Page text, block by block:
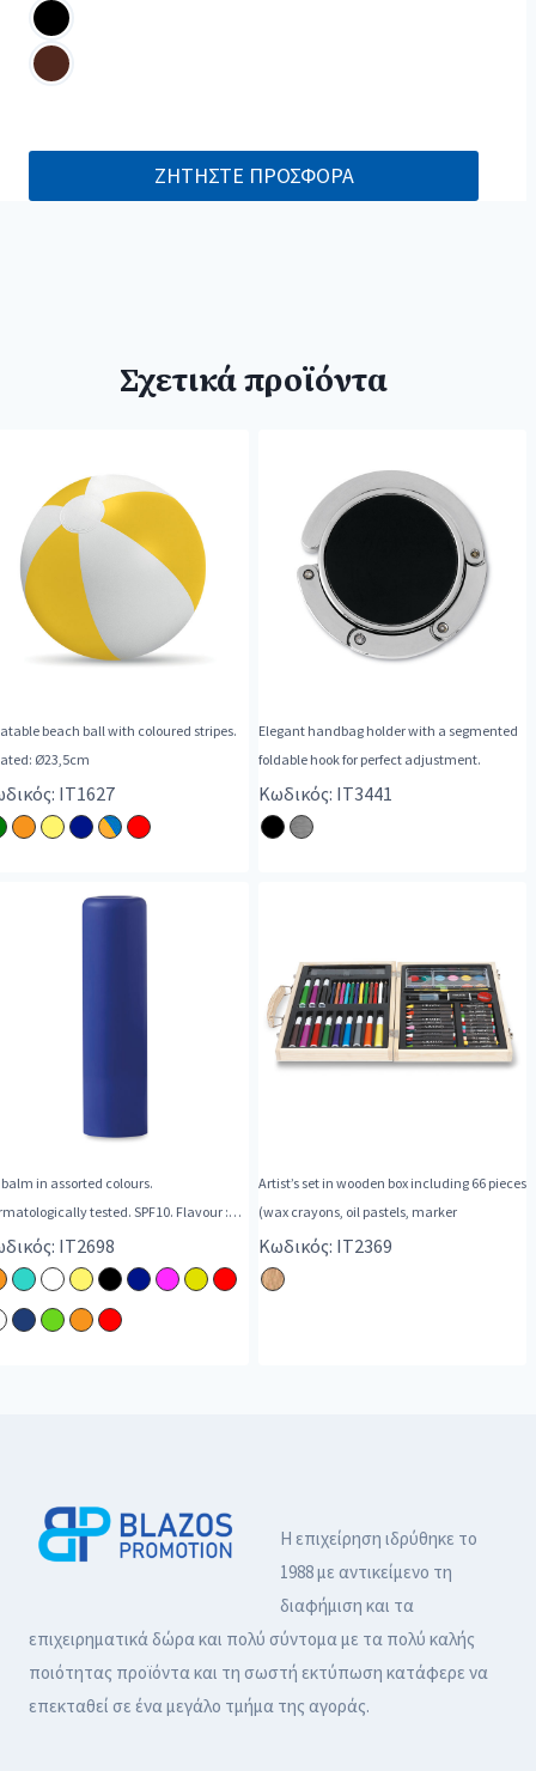
ΖΗΤΗΣΤΕ ΠΡΟΣΦΟΡΑ
Σχετικά προϊόντα
beach ball with coloured stripes.
Ø23,5cm
IT1627
Elegant handbag holder with a segmented
foldable hook for perfect adjustment.
Κωδικός: IT3441
in assorted colours.
tested. SPF10. Flavour :
IT2698
Artist’s set in wooden box including 66 pieces
(wax crayons, oil pastels, marker
Κωδικός: IT2369
Η επιχείρηση ιδρύθηκε το
1988 με αντικείμενο τη
διαφήμιση και τα
επιχειρηματικά δώρα και πολύ σύντομα με τα πολύ καλής
ποιότητας προϊόντα και τη σωστή εκτύπωση κατάφερε να
επεκταθεί σε ένα μεγάλο τμήμα της αγοράς.